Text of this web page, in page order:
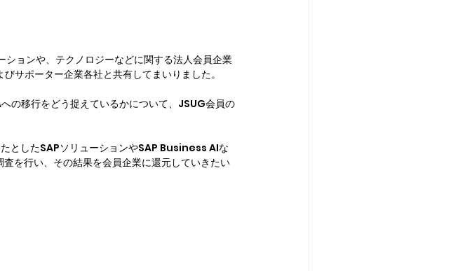
ョンや、テクノロジーなどに関する法人会員企業
サポーター企業各社と共有してまいりました。
の移行をどう捉えているかについて、JSUG会員の
としたSAPソリューションやSAP Business AIな
を行い、その結果を会員企業に還元していきたい